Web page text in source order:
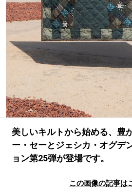
美しいキルトから始める、豊
ー・セーとジェシカ・オグデ
ョン第25弾が登場です。
この画像の記事は